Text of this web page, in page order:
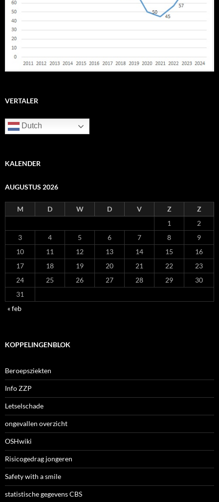
VERTALER
Dutch
KALENDER
AUGUSTUS 2026
M D W D V Z
Z
1
2
3
4 5 6 7 8
9
10
11 12 13 14 15
16
17
18 19 20 21 22
23
24
25 26 27 28 29
30
31
« feb
KOPPELINGENBLOK
Beroepsziekten
Info ZZP
Letselschade
ongevallen overzicht
OSHwiki
Risicogedrag jongeren
Safety with a smile
statistische gegevens CBS